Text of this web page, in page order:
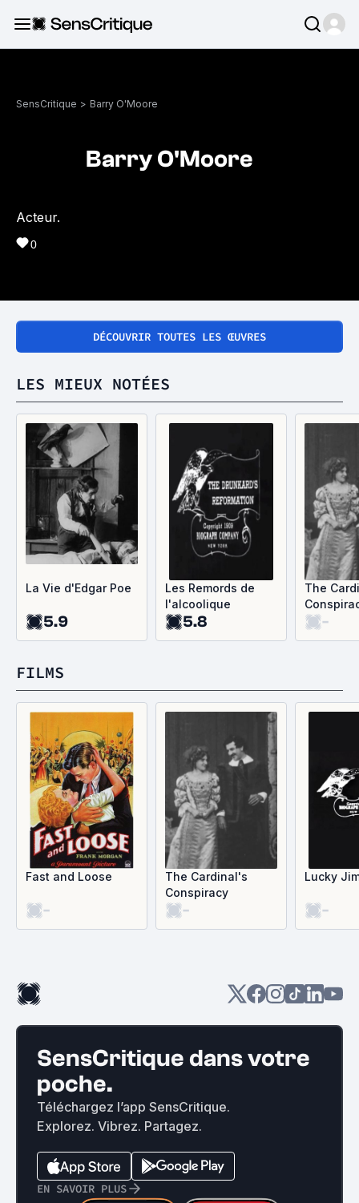
SensCritique > Barry O'Moore
Barry O'Moore
Acteur.
0
DÉCOUVRIR TOUTES LES ŒUVRES
LES MIEUX NOTÉES
La Vie d'Edgar Poe
5.9
Les Remords de
l'alcoolique
5.8
The
-
FILMS
Fast and Loose
-
The Cardinal's
Conspiracy
-
Lucky
-
SensCritique dans votre
poche.
Téléchargez l’app SensCritique.
Explorez. Vibrez. Partagez.
EN SAVOIR PLUS